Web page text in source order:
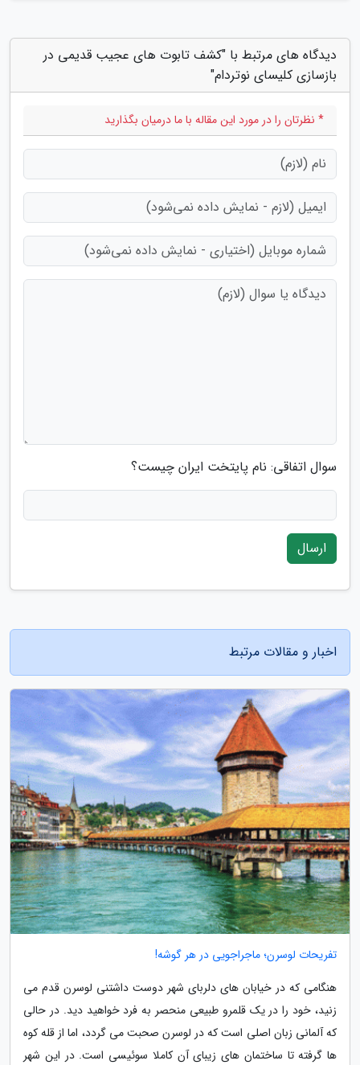
دیدگاه های مرتبط با "کشف تابوت های عجیب قدیمی در
بازسازی کلیسای نوتردام"
* نظرتان را در مورد این مقاله با ما درمیان بگذارید
سوال اتفاقی: نام پایتخت ایران چیست؟
ارسال
اخبار و مقالات مرتبط
تفریحات لوسرن؛ ماجراجویی در هر گوشه!
هنگامی که در خیابان های دلربای شهر دوست داشتنی لوسرن قدم می
زنید، خود را در یک قلمرو طبیعی منحصر به فرد خواهید دید. در حالی
که آلمانی زبان اصلی است که در لوسرن صحبت می گردد، اما از قله کوه
ها گرفته تا ساختمان های زیبای آن کاملا سوئیسی است. در این شهر